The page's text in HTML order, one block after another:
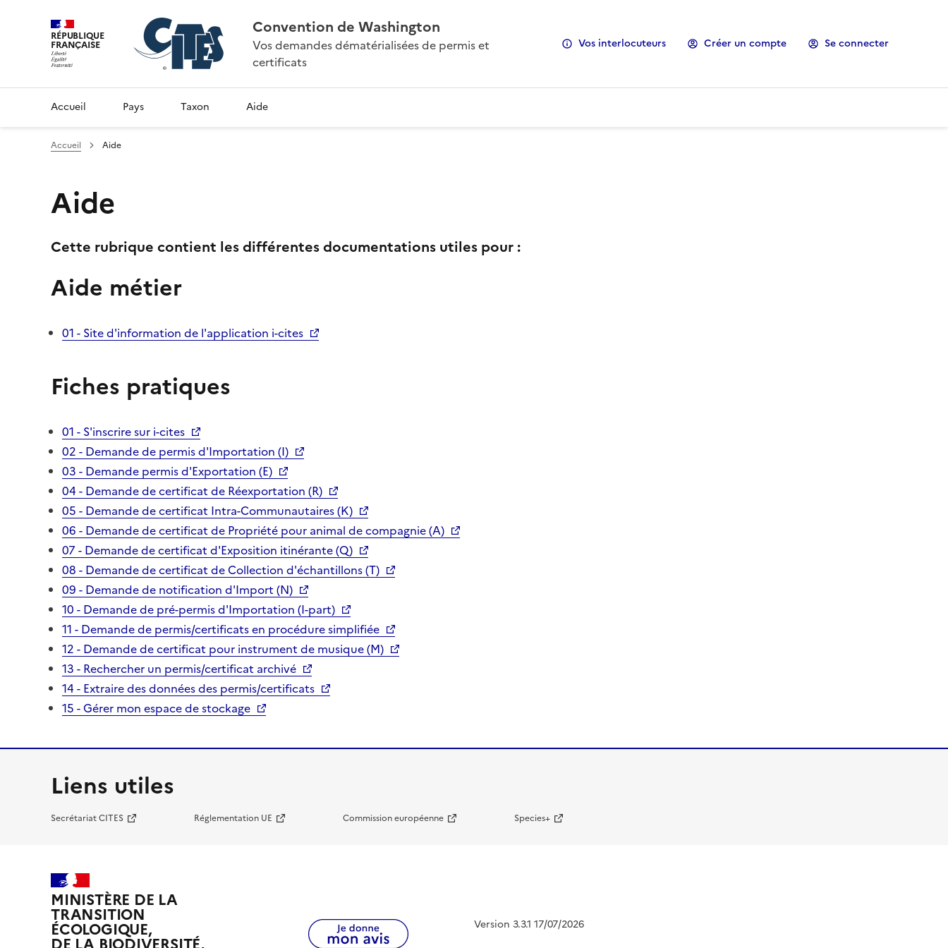
RÉPUBLIQUE
FRANÇAISE
Convention de Washington
Vos demandes dématérialisées de permis et
certificats
Vos interlocuteurs Créer un compte Se connecter
Accueil Pays Taxon Aide
Accueil Aide
Aide
Cette rubrique contient les différentes documentations utiles pour :
Aide métier
01 - Site d'information de l'application i-cites
Fiches pratiques
01 - S'inscrire sur i-cites
02 - Demande de permis d'Importation (I)
03 - Demande permis d'Exportation (E)
04 - Demande de certificat de Réexportation (R)
05 - Demande de certificat Intra-Communautaires (K)
06 - Demande de certificat de Propriété pour animal de compagnie (A)
07 - Demande de certificat d'Exposition itinérante (Q)
08 - Demande de certificat de Collection d'échantillons (T)
09 - Demande de notification d'Import (N)
10 - Demande de pré-permis d'Importation (I-part)
11 - Demande de permis/certificats en procédure simplifiée
12 - Demande de certificat pour instrument de musique (M)
13 - Rechercher un permis/certificat archivé
14 - Extraire des données des permis/certificats
15 - Gérer mon espace de stockage
Liens utiles
Secrétariat CITES Réglementation UE Commission européenne Species+
MINISTÈRE DE LA
TRANSITION
ÉCOLOGIQUE,
Version 3.3.1 17/07/2026